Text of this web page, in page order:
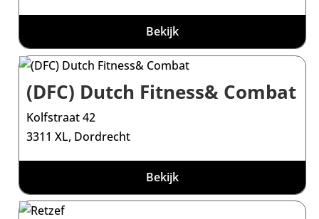
Bekijk
(DFC) Dutch Fitness& Combat
Kolfstraat 42
3311 XL, Dordrecht
Bekijk